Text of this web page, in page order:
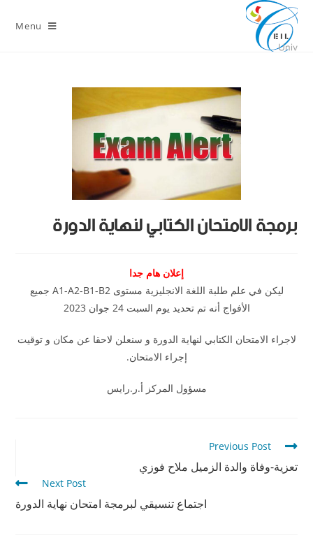
Menu
برمجة الامتحان الكتابي لنهاية الدورة
إعلان هام جدا
ليكن في علم طلبة اللغة الانجليزية مستوى A1-A2-B1-B2 جميع
الأفواج أنه تم تحديد يوم السبت 24 جوان 2023
لاجراء الامتحان الكتابي لنهاية الدورة و سنعلن لاحقا عن مكان و توقيت
إجراء الامتحان.
مسؤول المركز أ.ر.رايس
Previous Post
تعزية-وفاة والدة الزميل ملاح فوزي
Next Post
اجتماع تنسيقي لبرمجة امتحان نهاية الدورة